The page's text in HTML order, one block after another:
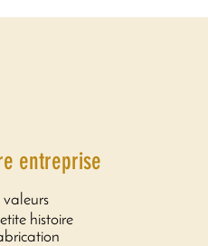
entreprise
histoire